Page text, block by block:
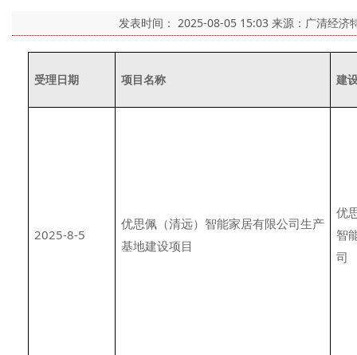
发表时间： 2025-08-05 15:03 来源：广清经
受理日期 项目名称 建
2025-8-5
优思佩（清远）智能家居有限公司生产
基地建设项目
优
智
司